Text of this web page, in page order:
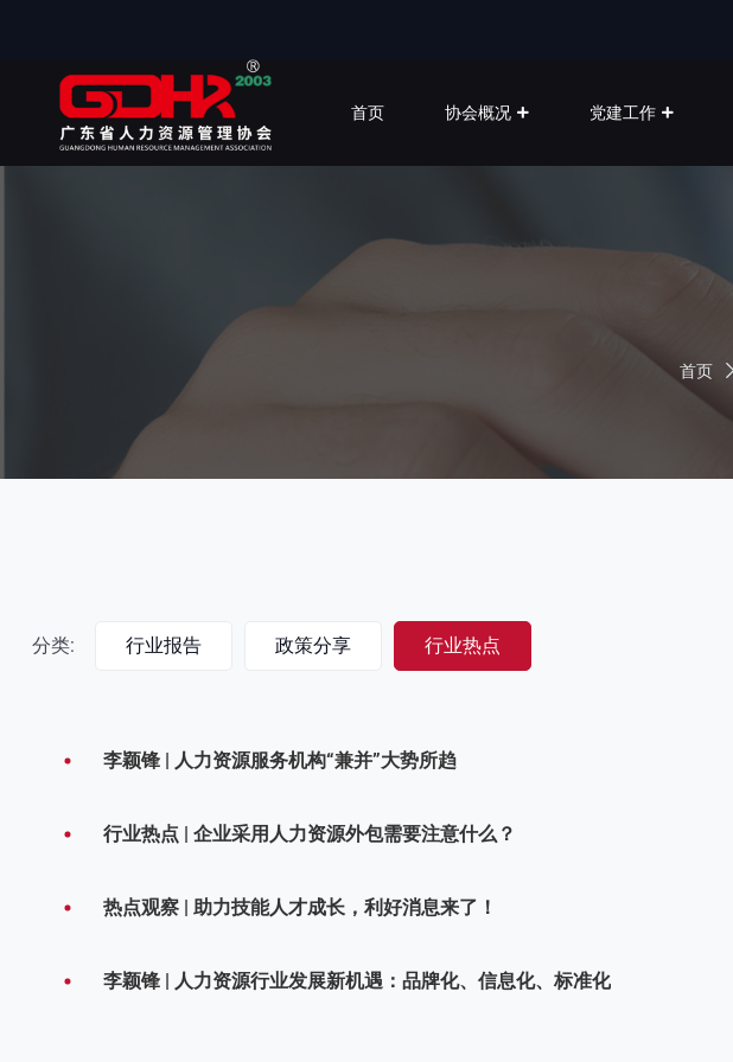
首页 协会概况 党建工作
首页
分类: 行业报告 政策分享 行业热点
李颖锋 | 人力资源服务机构“兼并”大势所趋
行业热点 | 企业采用人力资源外包需要注意什么？
热点观察 | 助力技能人才成长，利好消息来了！
李颖锋 | 人力资源行业发展新机遇：品牌化、信息化、标准化